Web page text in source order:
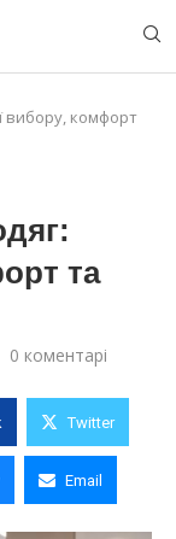
вибору, комфорт
та
0 коментарі
Twitter
Email